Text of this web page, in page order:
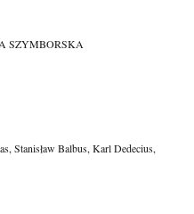
SZYMBORSKA
Stanisław Balbus, Karl Dedecius,